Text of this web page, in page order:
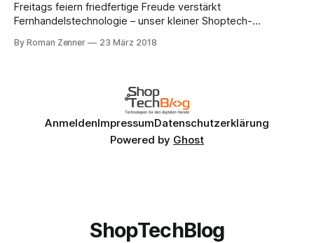
Freitags feiern friedfertige Freude verstärkt
Fernhandelstechnologie – unser kleiner Shoptech-
Woche vor allem die Tatsache, das Instagram und Pinterest
habe dazu vor einigen Tagen ein paar Zeilen geschrieben ("
By Roman Zenner 23 März 2018
AnmeldenImpressumDatenschutzerklärung
Powered by Ghost
ShopTechBlog